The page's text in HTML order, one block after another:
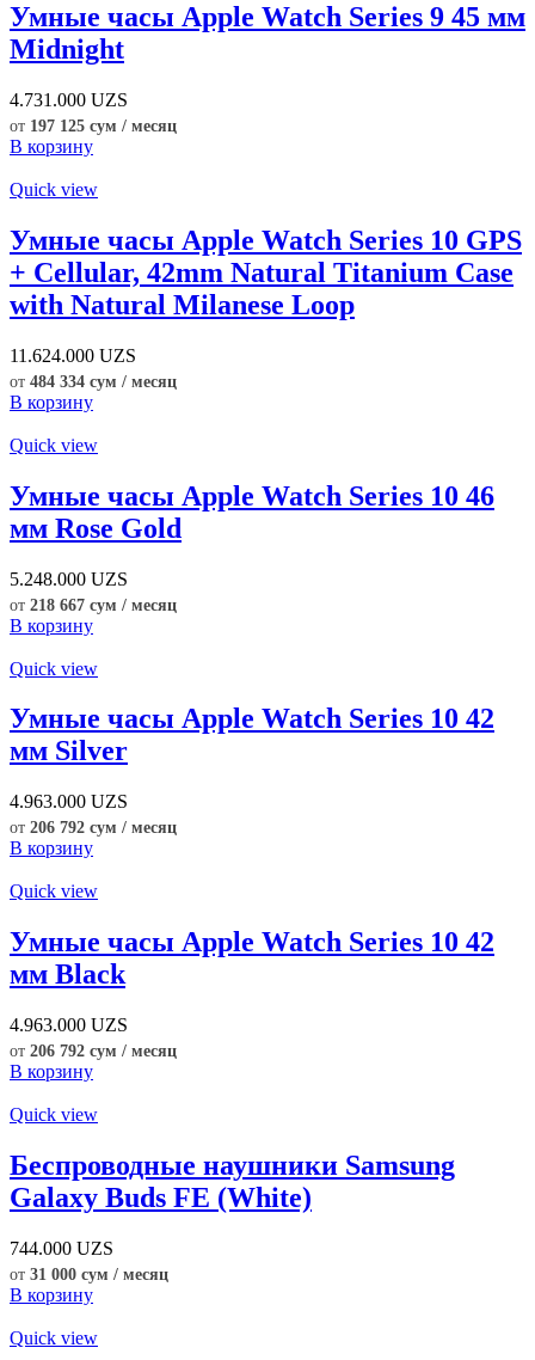
Умные часы Apple Watch Series 9 45 мм
Midnight
4.731.000 UZS
от 197 125 сум / месяц
В корзину
Quick view
Умные часы Apple Watch Series 10 GPS
+ Cellular, 42mm Natural Titanium Case
with Natural Milanese Loop
11.624.000 UZS
от 484 334 сум / месяц
В корзину
Quick view
Умные часы Apple Watch Series 10 46
мм Rose Gold
5.248.000 UZS
от 218 667 сум / месяц
В корзину
Quick view
Умные часы Apple Watch Series 10 42
мм Silver
4.963.000 UZS
от 206 792 сум / месяц
В корзину
Quick view
Умные часы Apple Watch Series 10 42
мм Black
4.963.000 UZS
от 206 792 сум / месяц
В корзину
Quick view
Беспроводные наушники Samsung
Galaxy Buds FE (White)
744.000 UZS
от 31 000 сум / месяц
В корзину
Quick view